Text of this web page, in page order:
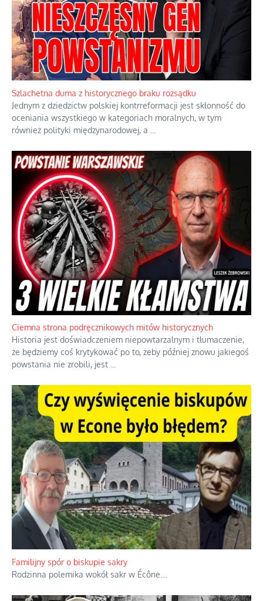
Wielka hiszpańska gościnność bez
granic
Szlachetna duma z historycznego braku rozsądku
Jednym z dziedzictw polskiej kontrreformacji jest skłonność do
oceniania wszystkiego w kategoriach moralnych, w tym
również polityki międzynarodowej, a...
Ciemna strona podręcznikowych mitów historycznych
Historia jest doświadczeniem niepowtarzalnym i tłumaczenie,
że będziemy coś krytykować po to, żeby później znowu jakiegoś
powstania nie zrobili, jest...